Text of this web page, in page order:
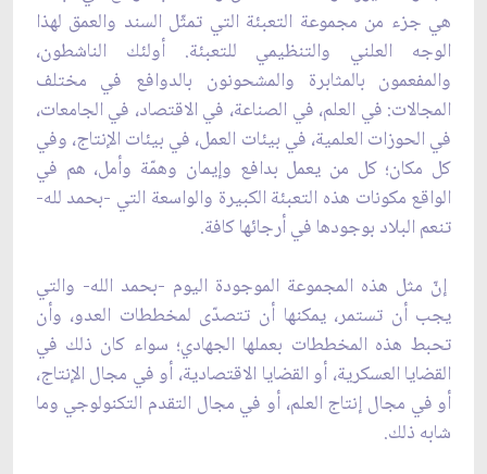
هي جزء من مجموعة التعبئة التي تمثّل السند والعمق لهذا
الوجه العلني والتنظيمي للتعبئة. أولئك الناشطون،
والمفعمون بالمثابرة والمشحونون بالدوافع في مختلف
المجالات: في العلم، في الصناعة، في الاقتصاد، في الجامعات،
في الحوزات العلمية، في بيئات العمل، في بيئات الإنتاج، وفي
كل مكان؛ كل من يعمل بدافع وإيمان وهمّة وأمل، هم في
الواقع مكونات هذه التعبئة الكبيرة والواسعة التي -بحمد لله-
تنعم البلاد بوجودها في أرجائها كافة.
إنّ مثل هذه المجموعة الموجودة اليوم -بحمد الله- والتي
يجب أن تستمر، يمكنها أن تتصدّى لمخططات العدو، وأن
تحبط هذه المخططات بعملها الجهادي؛ سواء كان ذلك في
القضايا العسكرية، أو القضايا الاقتصادية، أو في مجال الإنتاج،
أو في مجال إنتاج العلم، أو في مجال التقدم التكنولوجي وما
شابه ذلك.